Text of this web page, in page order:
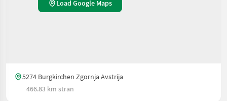
Load Google Maps
5274 Burgkirchen Zgornja Avstrija
466.83 km stran